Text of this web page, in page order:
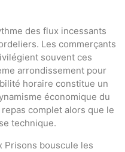
des flux incessants
Les commerçants
souvent ces
arrondissement pour
horaire constitue un
économique du
complet alors que le
technique.
Prisons bouscule les